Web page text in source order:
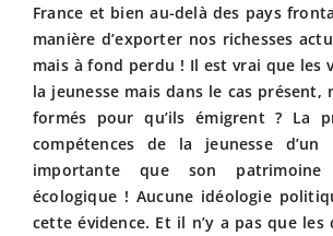
France et bien au-delà des pays
manière d’exporter nos richesses
mais à fond perdu ! Il est vrai que les
la jeunesse mais dans le cas présent,
formés pour qu’ils émigrent ? La
compétences de la jeunesse
importante que son
écologique ! Aucune idéologie
cette évidence. Et il n’y a pas que les